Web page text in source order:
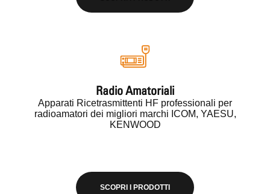
Radio Amatoriali
Apparati Ricetrasmittenti HF professionali per
radioamatori dei migliori marchi ICOM, YAESU,
KENWOOD
SCOPRI I PRODOTTI